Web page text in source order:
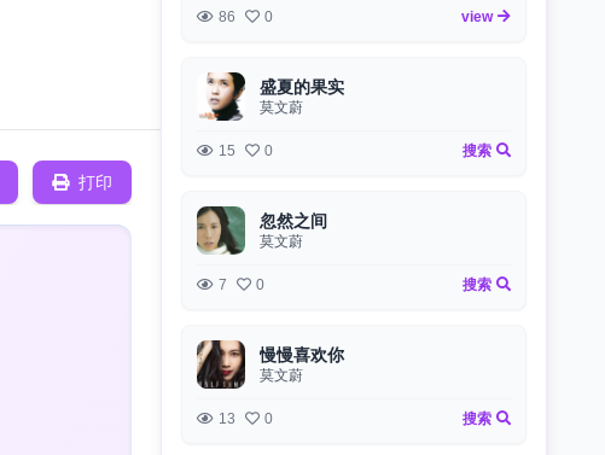
打印
86 0 view
盛夏的果实
莫文蔚
15 0 搜索
忽然之间
莫文蔚
7 0 搜索
慢慢喜欢你
莫文蔚
13 0 搜索